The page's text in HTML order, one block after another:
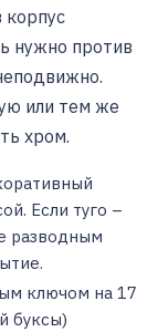
корпус
нужно против
или тем же
хром.
Если туго –
разводным
ключом на 17
буксы)